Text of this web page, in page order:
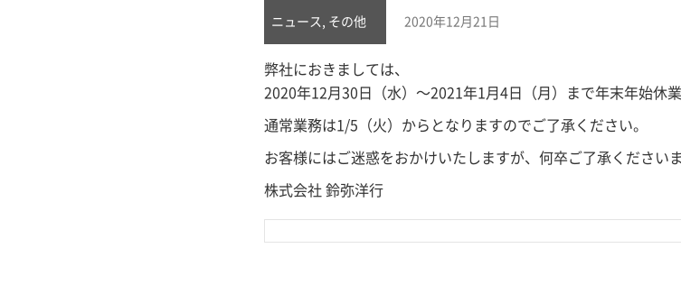
ニュース, その他 2020年12月21日
弊社におきましては、
2020年12月30日（水）～2021年1月4日（月）まで年末年始休
通常業務は1/5（火）からとなりますのでご了承ください。
お客様にはご迷惑をおかけいたしますが、何卒ご了承ください
株式会社 鈴弥洋行